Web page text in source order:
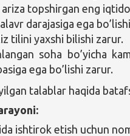
ariza topshirgan eng
darajasiga ega
tilini yaxshi bilishi zarur.
soha bo’yicha
ega bo’lishi zarur.
talablar haqida
ishtirok etish uchun